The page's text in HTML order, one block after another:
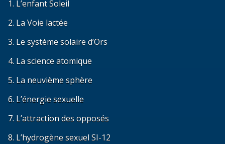
1. L’enfant Soleil
2. La Voie lactée
3. Le système solaire d’Ors
4. La science atomique
5. La neuvième sphère
6. L’énergie sexuelle
7. L’attraction des opposés
8. L’hydrogène sexuel SI-12